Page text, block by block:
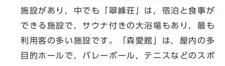
施設があり，中でも「翠峰荘」は，宿泊と食事が
できる施設で，サウナ付きの大浴場もあり，最も
利用客の多い施設です。「森愛館」は，屋内の多
目的ホールで，バレーボール，テニスなどのスポ